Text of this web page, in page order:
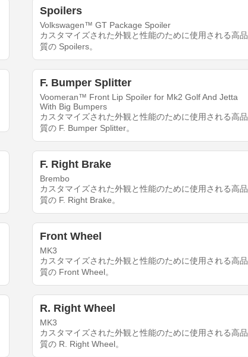
Spoilers
Volkswagen™ GT Package Spoiler
カスタマイズされた外観と性能のために使用される高品
質の Spoilers。
F. Bumper Splitter
Voomeran™ Front Lip Spoiler for Mk2 Golf And Jetta
With Big Bumpers
カスタマイズされた外観と性能のために使用される高品
質の F. Bumper Splitter。
F. Right Brake
Brembo
カスタマイズされた外観と性能のために使用される高品
質の F. Right Brake。
Front Wheel
MK3
カスタマイズされた外観と性能のために使用される高品
質の Front Wheel。
R. Right Wheel
MK3
カスタマイズされた外観と性能のために使用される高品
質の R. Right Wheel。